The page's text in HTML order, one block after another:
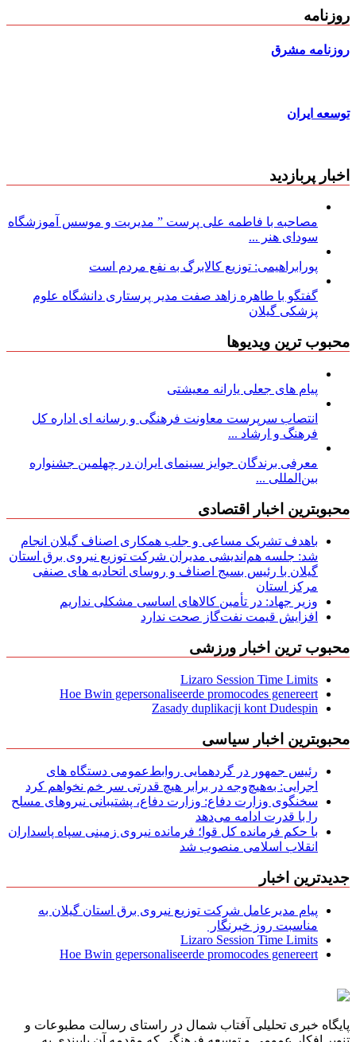
روزنامه
روزنامه مشرق
توسعه ایران
اخبار پربازدید
مصاحبه با فاطمه علی پرست ” مدیریت و موسس آموزشگاه
سودای هنر ...
پورابراهیمی: توزیع کالابرگ به نفع مردم است
گفتگو با طاهره زاهد صفت مدیر پرستاری دانشگاه علوم
پزشکی گیلان
محبوب ترین ویدیوها
پیام های جعلی یارانه معیشتی
انتصاب سرپرست معاونت فرهنگی و رسانه ای اداره کل
فرهنگ و ارشاد ...
معرفی برندگان جوایز سینمای ایران در چهلمین جشنواره
بین‌المللی ...
محبوبترین اخبار اقتصادی
باهدف تشریک مساعی و جلب همکاری اصناف گیلان انجام
شد: جلسه هم‌اندیشی مدیران شركت توزیع نیروی برق استان
گیلان با رئیس بسیج اصناف و روسای اتحادیه های صنفی
مركز استان
وزیر جهاد: در تأمین کالاهای اساسی مشکلی نداریم
افزایش قیمت نفت‌گاز صحت ندارد
محبوب ترین اخبار ورزشی
Lizaro Session Time Limits
Hoe Bwin gepersonaliseerde promocodes genereert
Zasady duplikacji kont Dudespin
محبوبترین اخبار سیاسی
رئیس جمهور در گردهمایی روابط‌عمومی دستگاه های
اجرایی: به‌هیچ‌وجه در برابر هیچ قدرتی سر خم نخواهم کرد
سخنگوی وزارت دفاع: وزارت دفاع، پشتیبانی نیرو‌های مسلح
را با قدرت ادامه می‌دهد
با حکم فرمانده کل قوا؛ فرمانده نیروی زمینی سپاه پاسداران
انقلاب اسلامی منصوب شد
جدیدترین اخبار
پیام مدیرعامل شركت توزیع نیروی برق استان گیلان به
مناسبت روز خبرنگار ‌
Lizaro Session Time Limits
Hoe Bwin gepersonaliseerde promocodes genereert
پایگاه خبری تحلیلی آفتاب شمال در راستای رسالت مطبوعات و